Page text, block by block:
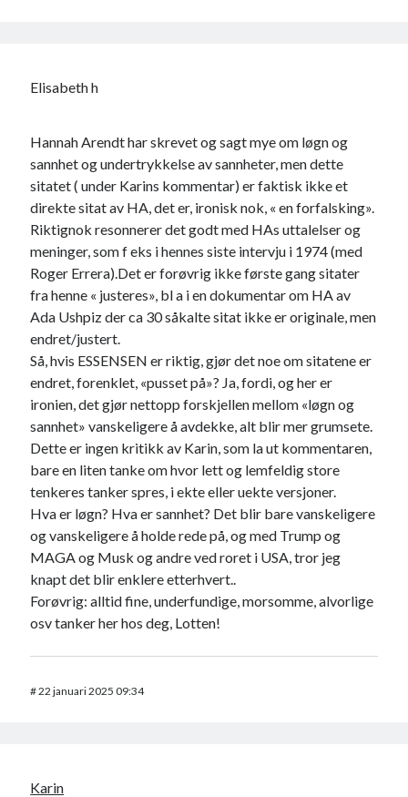
Elisabeth h
Hannah Arendt har skrevet og sagt mye om løgn og
sannhet og undertrykkelse av sannheter, men dette
sitatet ( under Karins kommentar) er faktisk ikke et
direkte sitat av HA, det er, ironisk nok, « en forfalsking».
Riktignok resonnerer det godt med HAs uttalelser og
meninger, som f eks i hennes siste intervju i 1974 (med
Roger Errera).Det er forøvrig ikke første gang sitater
fra henne « justeres», bl a i en dokumentar om HA av
Ada Ushpiz der ca 30 såkalte sitat ikke er originale, men
endret/justert.
Så, hvis ESSENSEN er riktig, gjør det noe om sitatene er
endret, forenklet, «pusset på»? Ja, fordi, og her er
ironien, det gjør nettopp forskjellen mellom «løgn og
sannhet» vanskeligere å avdekke, alt blir mer grumsete.
Dette er ingen kritikk av Karin, som la ut kommentaren,
bare en liten tanke om hvor lett og lemfeldig store
tenkeres tanker spres, i ekte eller uekte versjoner.
Hva er løgn? Hva er sannhet? Det blir bare vanskeligere
og vanskeligere å holde rede på, og med Trump og
MAGA og Musk og andre ved roret i USA, tror jeg
knapt det blir enklere etterhvert..
Forøvrig: alltid fine, underfundige, morsomme, alvorlige
osv tanker her hos deg, Lotten!
#22 januari 2025 09:34
Karin